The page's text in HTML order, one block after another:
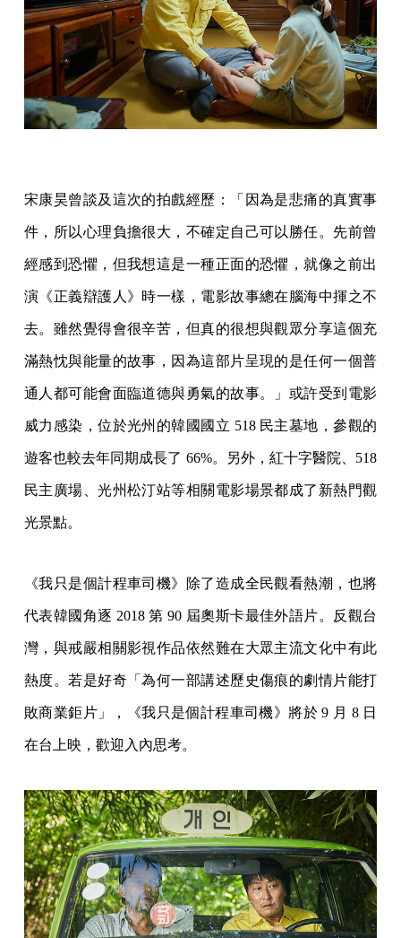
宋康昊曾談及這次的拍戲經歷：「因為是悲痛的真實事
件，所以心理負擔很大，不確定自己可以勝任。先前曾
經感到恐懼，但我想這是一種正面的恐懼，就像之前出
演《正義辯護人》時一樣，電影故事總在腦海中揮之不
去。雖然覺得會很辛苦，但真的很想與觀眾分享這個充
滿熱忱與能量的故事，因為這部片呈現的是任何一個普
通人都可能會面臨道德與勇氣的故事。」或許受到電影
威力感染，位於光州的韓國國立 518 民主墓地，參觀的
遊客也較去年同期成長了 66%。另外，紅十字醫院、518
民主廣場、光州松汀站等相關電影場景都成了新熱門觀
光景點。
《我只是個計程車司機》除了造成全民觀看熱潮，也將
代表韓國角逐 2018 第 90 屆奧斯卡最佳外語片。反觀台
灣，與戒嚴相關影視作品依然難在大眾主流文化中有此
熱度。若是好奇「為何一部講述歷史傷痕的劇情片能打
敗商業鉅片」，《我只是個計程車司機》將於 9 月 8 日
在台上映，歡迎入內思考。